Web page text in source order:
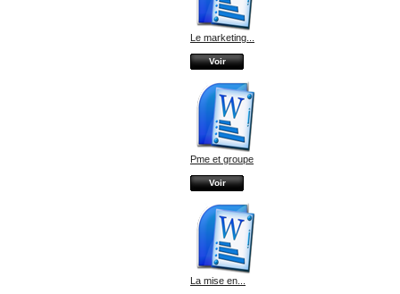
Le marketing...
Voir
Pme et groupe
Voir
La mise en...